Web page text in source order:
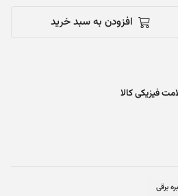
افزودن به سبد خرید
فیزیکی کالا
برقی